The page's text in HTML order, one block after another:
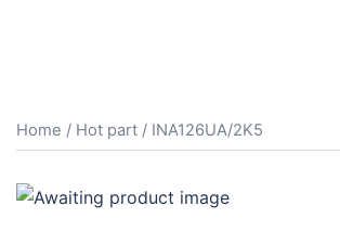
Home / Hot part / INA126UA/2K5